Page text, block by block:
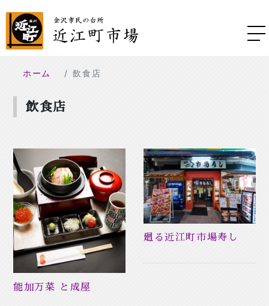
ホーム 飲食店
飲食店
能加万菜 と成屋
廻る近江町市場寿し